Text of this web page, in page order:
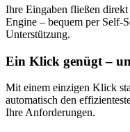
Ihre Eingaben fließen
Engine – bequem per Self-
Unterstützung.
Ein Klick genügt –
Mit einem einzigen Klick
automatisch den
Ihre Anforderungen.